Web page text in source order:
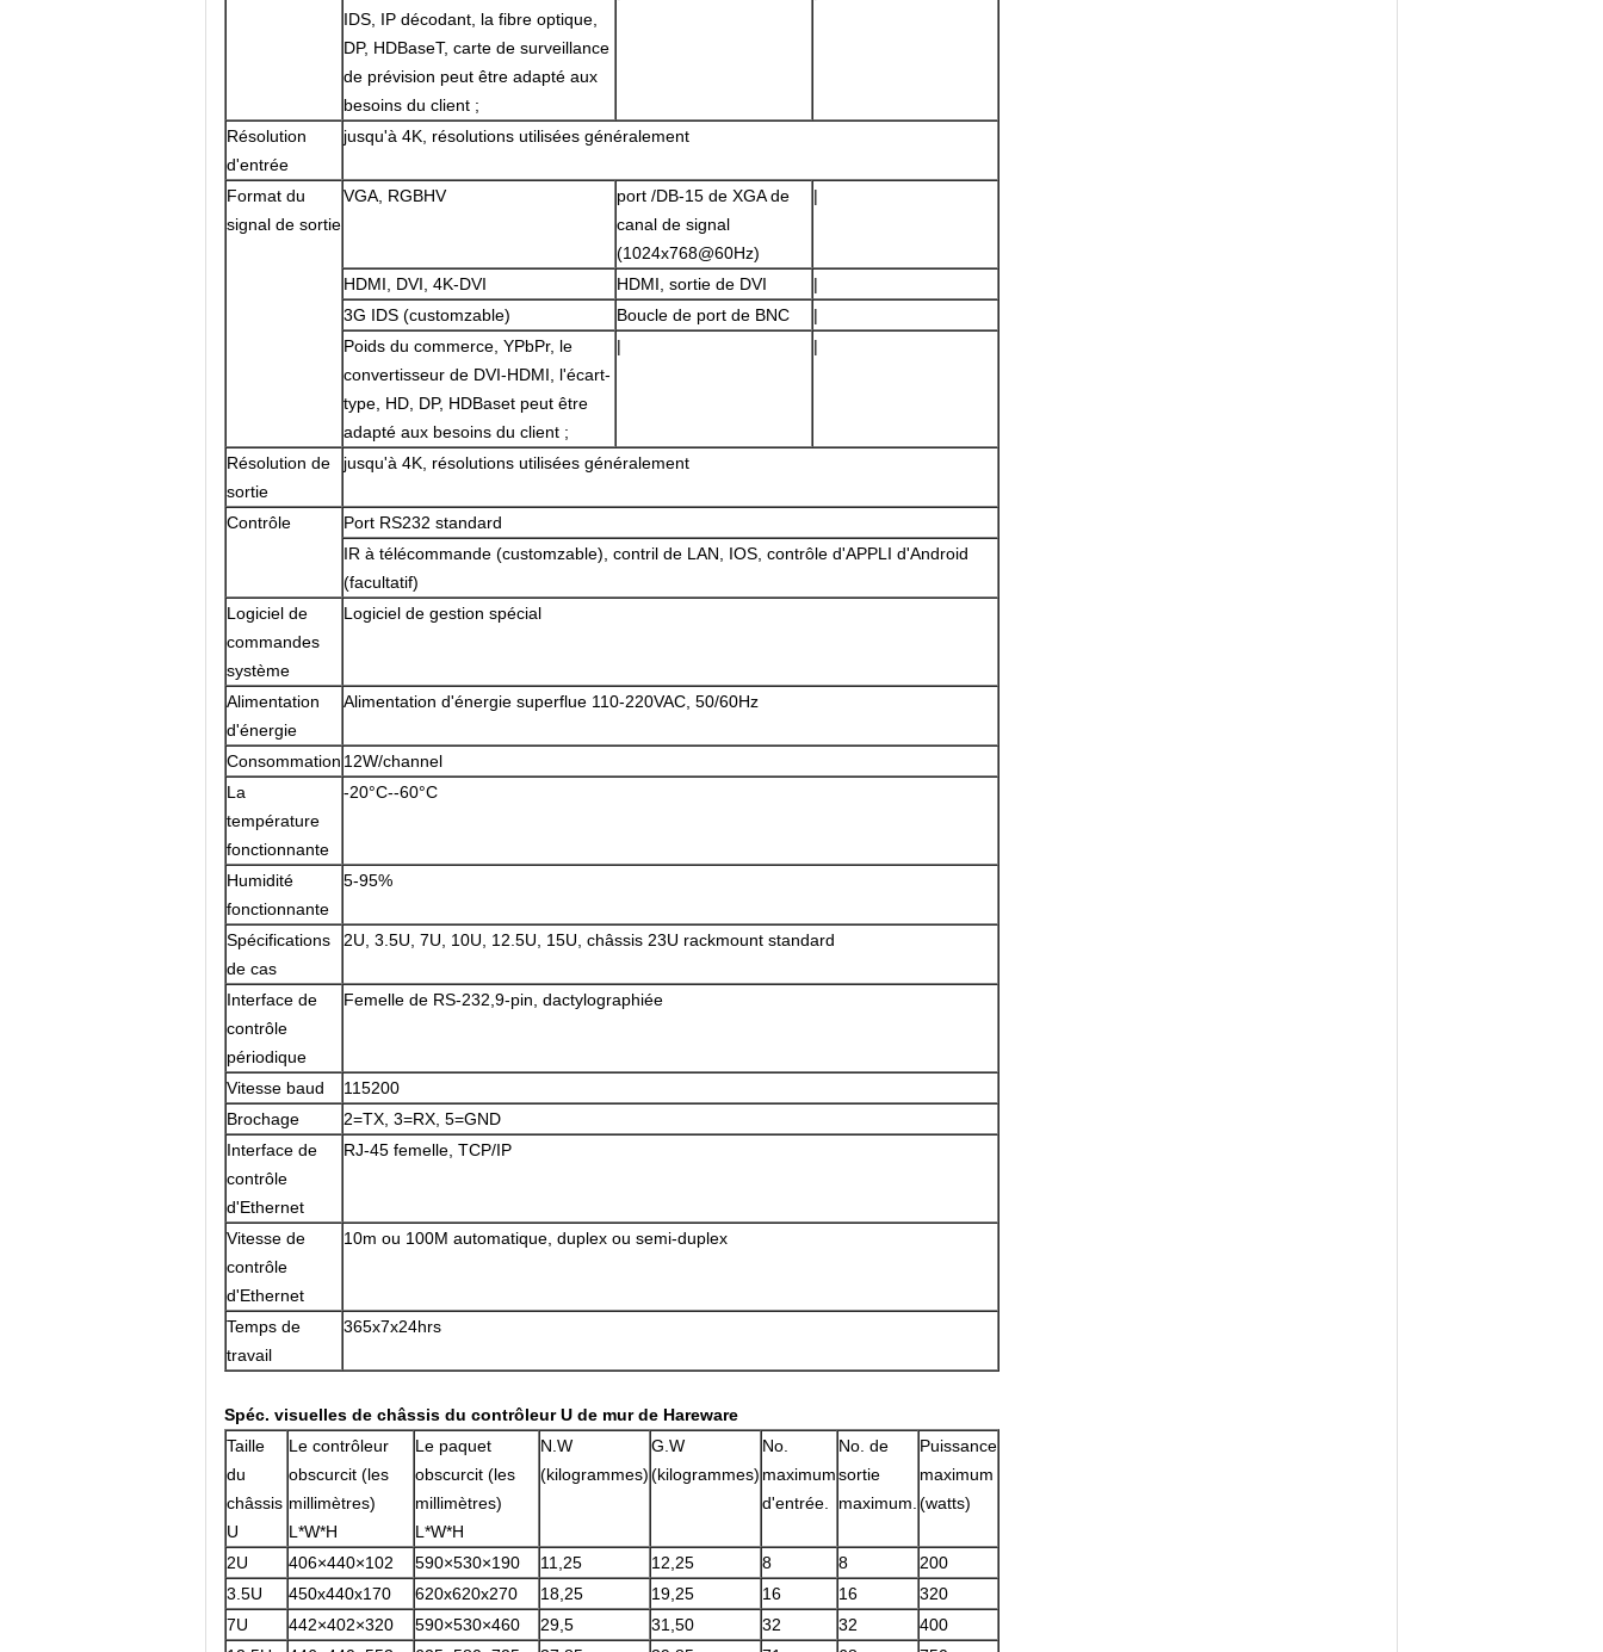
SOUMETTRE
IDS, IP décodant, la fibre optique,
DP, HDBaseT, carte de surveillance
de prévision peut être adapté aux
besoins du client ;
Résolution
d'entrée
jusqu'à 4K, résolutions utilisées généralement
Format du
signal de sortie
VGA, RGBHV
port /DB-15 de XGA de
canal de signal
(1024x768@60Hz)
|
HDMI, DVI, 4K-DVI HDMI, sortie de DVI
|
3G IDS (customzable)
Boucle de port de BNC
|
Poids du commerce, YPbPr, le
convertisseur de DVI-HDMI, l'écart-
type, HD, DP, HDBaset peut être
adapté aux besoins du client ;
| |
Résolution de
sortie
jusqu'à 4K, résolutions utilisées généralement
Contrôle
Port RS232 standard
IR à télécommande (customzable), contril de LAN, IOS, contrôle d'APPLI d'Android
(facultatif)
Logiciel de
commandes
système
Logiciel de gestion spécial
Alimentation
d'énergie
Alimentation d'énergie superflue 110-220VAC, 50/60Hz
Consommation 12W/channel
La
température
fonctionnante
-20°C--60°C
Humidité
fonctionnante
5-95%
Spécifications
de cas
2U, 3.5U, 7U, 10U, 12.5U, 15U, châssis 23U rackmount standard
Interface de
contrôle
périodique
Femelle de RS-232,9-pin, dactylographiée
Vitesse baud
115200
Brochage
2=TX, 3=RX, 5=GND
Interface de
contrôle
d'Ethernet
RJ-45 femelle, TCP/IP
Vitesse de
contrôle
d'Ethernet
10m ou 100M automatique, duplex ou semi-duplex
Temps de
travail
365x7x24hrs
Spéc. visuelles de châssis du contrôleur U de mur de Hareware
Taille
du
châssis
U
Le contrôleur
obscurcit (les
millimètres)
L*W*H
Le paquet
obscurcit (les
millimètres)
L*W*H
N.W
(kilogrammes)
G.W
(kilogrammes)
No.
maximum
d'entrée.
No. de
sortie
maximum.
Puissance
maximum
(watts)
2U 406×440×102 590×530×190 11,25 12,25 8 8
200
3.5U
450x440x170 620x620x270 18,25 19,25 16 16
320
7U
442×402×320 590×530×460 29,5 31,50 32 32
400